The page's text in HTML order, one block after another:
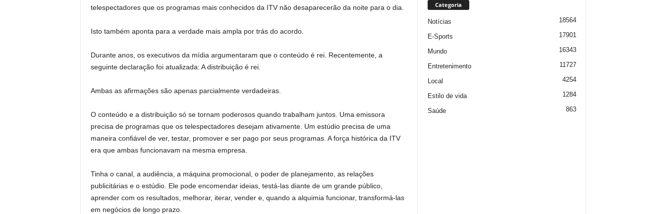
telespectadores que os programas mais conhecidos da ITV não desaparecerão da noite para o dia.
Isto também aponta para a verdade mais ampla por trás do acordo.
Durante anos, os executivos da mídia argumentaram que o conteúdo é rei. Recentemente, a
seguinte declaração foi atualizada: A distribuição é rei.
Ambas as afirmações são apenas parcialmente verdadeiras.
O conteúdo e a distribuição só se tornam poderosos quando trabalham juntos. Uma emissora
precisa de programas que os telespectadores desejam ativamente. Um estúdio precisa de uma
maneira confiável de ver, testar, promover e ser pago por seus programas. A força histórica da ITV
era que ambas funcionavam na mesma empresa.
Tinha o canal, a audiência, a máquina promocional, o poder de planejamento, as relações
publicitárias e o estúdio. Ele pode encomendar ideias, testá-las diante de um grande público,
aprender com os resultados, melhorar, iterar, vender e, quando a alquimia funcionar, transformá-las
em negócios de longo prazo.
Categoria
Notícias 18564
E-Sports 17901
Mundo 16343
Entretenimento 11727
Local 4254
Estilo de vida 1284
Saúde 863